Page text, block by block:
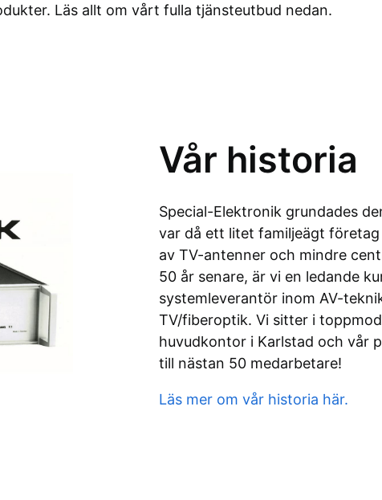
Läs allt om vårt fulla tjänsteutbud nedan.
Vår historia
Special-Elektronik grundades
var då ett litet familjeägt
av TV-antenner och mindre
50 år senare, är vi en ledande
systemleverantör inom AV-
TV/fiberoptik. Vi sitter i
huvudkontor i Karlstad och vår
till nästan 50 medarbetare!
Läs mer om vår historia här.